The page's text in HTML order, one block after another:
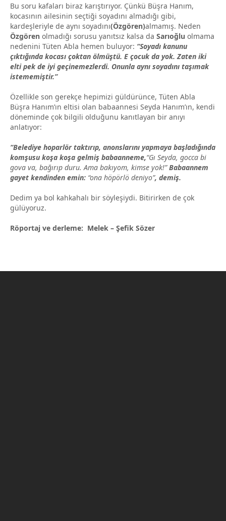
Bu soru kafaları biraz karıştırıyor. Çünkü Büşra Hanım,
kocasının ailesinin seçtiği soyadını almadığı gibi,
kardeşleriyle de aynı soyadını(Özgören)almamış. Neden
Özgören olmadığı sorusu yanıtsız kalsa da Sarıoğlu olmama
nedenini Tüten Abla hemen buluyor: “Soyadı kanunu
çıktığında kocası çoktan ölmüştü. E çocuk da yok. Zaten iki
elti pek de iyi geçinemezlerdi. Onunla aynı soyadını taşımak
istememiştir.”
Özellikle son gerekçe hepimizi güldürünce, Tüten Abla
Büşra Hanım’ın eltisi olan babaannesi Seyda Hanım’ın, kendi
döneminde çok bilgili olduğunu kanıtlayan bir anıyı
anlatıyor:
“Belediye hoparlör taktırıp, anonslarını yapmaya başladığında
komşusu koşa koşa gelmiş babaanneme,“Gı Seyda, gocca bi
gova va, bağırıp duru. Ama bakıyom, kimse yok!”Babaannem
gayet kendinden emin: “ona höpörlö deniyo”, demiş.
Dedim ya bol kahkahalı bir söyleşiydi. Bitirirken de çok
gülüyoruz.
Röportaj ve derleme: Melek – Şefik Sözer